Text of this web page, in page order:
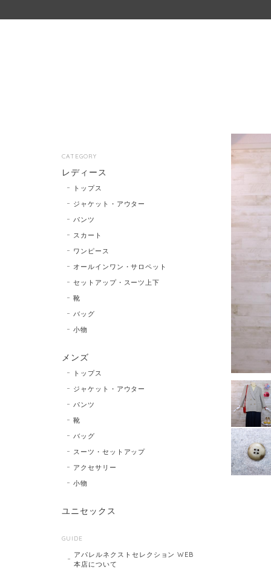
CATEGORY
レディース
トップス
ジャケット・アウター
パンツ
スカート
ワンピース
オールインワン・サロペット
セットアップ・スーツ上下
靴
バッグ
小物
メンズ
トップス
ジャケット・アウター
パンツ
靴
バッグ
スーツ・セットアップ
アクセサリー
小物
ユニセックス
GUIDE
アパレルネクストセレクション WEB
本店について